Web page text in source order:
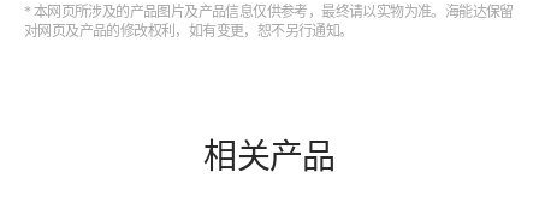
* 本网页所涉及的产品图片及产品信息仅供参考，最终请以实物为准。海能达保留
对网页及产品的修改权利，如有变更，恕不另行通知。
相关产品